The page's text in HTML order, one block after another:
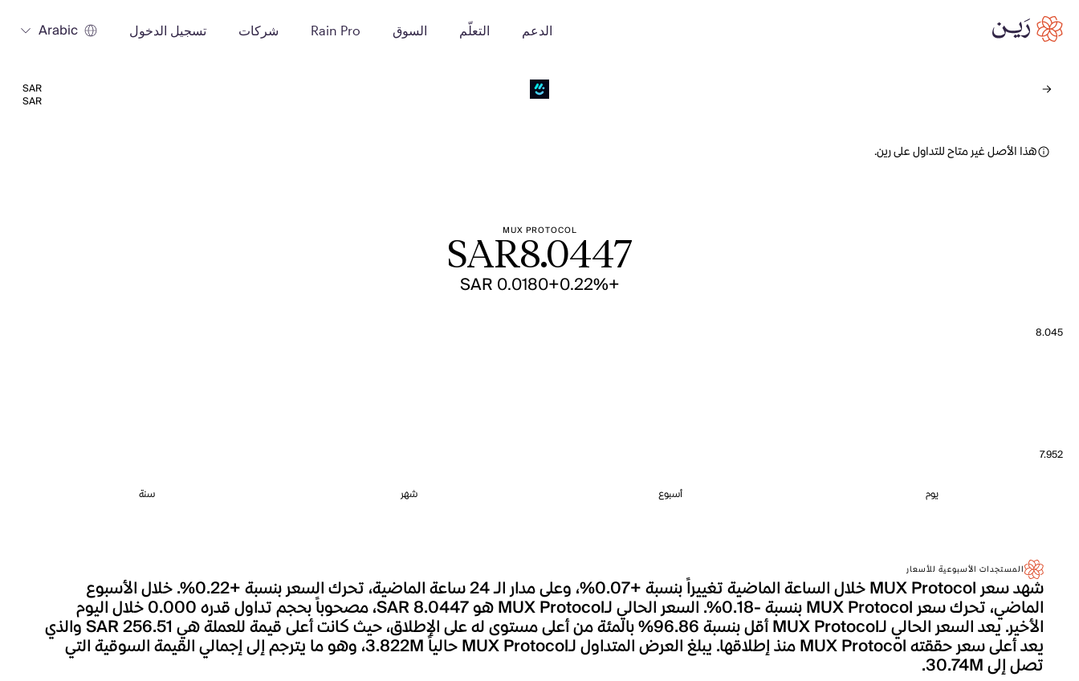
الدعم التعلّم السوق Rain Pro شركات تسجيل الدخول Arabic
SAR
SAR
هذا الأصل غير متاح للتداول على رين.
MUX PROTOCOL
SAR8.0447
+0.22%
+SAR 0.0180
8.045
7.952
يوم أسبوع شهر سنة
المستجدات الأسبوعية للأسعار
شهد سعر MUX Protocol خلال الساعة الماضية تغييراً بنسبة +0.07%، وعلى مدار الـ 24 ساعة الماضية، تحرك السعر بنسبة +0.22%. خلال الأسبوع
الماضي، تحرك سعر MUX Protocol بنسبة -0.18%. السعر الحالي لـMUX Protocol هو SAR 8.0447، مصحوباً بحجم تداول قدره 0.000 خلال اليوم
الأخير. يعد السعر الحالي لـMUX Protocol أقل بنسبة 96.86% بالمئة من أعلى مستوى له على الإطلاق، حيث كانت أعلى قيمة للعملة هي SAR 256.51 والذي
يعد أعلى سعر حققته MUX Protocol منذ إطلاقها. يبلغ العرض المتداول لـMUX Protocol حالياً 3.822M، وهو ما يترجم إلى إجمالي القيمة السوقية التي
تصل إلى 30.74M.